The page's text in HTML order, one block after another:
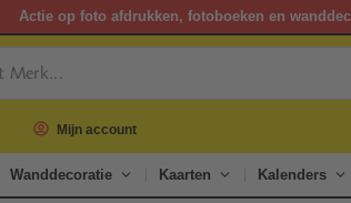
Actie op foto afdrukken, fotoboeken en
Mijn account
Wanddecoratie Kaarten Kalenders